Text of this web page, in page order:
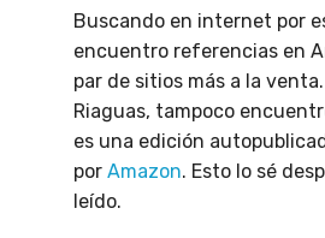
Buscando en internet por
encuentro referencias en
par de sitios más a la
Riaguas, tampoco
es una edición
por Amazon. Esto lo sé
leído.